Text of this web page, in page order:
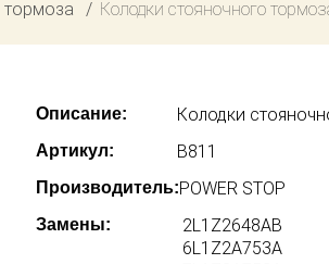
тормоза Колодки стояночного
Описание: Колодки
Артикул: B811
Производитель:POWER STOP
Замены:
2L1Z2648AB
6L1Z2A753A